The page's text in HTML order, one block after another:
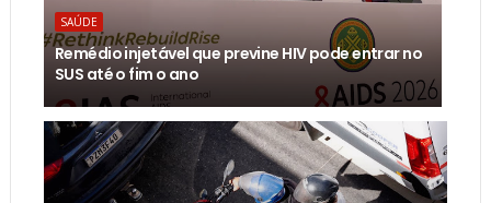
SAÚDE
Remédio injetável que previne HIV pode entrar no
SUS até o fim o ano